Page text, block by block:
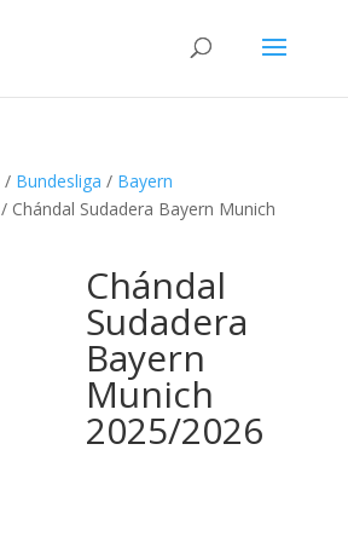
/ Bundesliga / Bayern
/ Chándal Sudadera Bayern Munich
Chándal
Sudadera
Bayern
Munich
2025/2026